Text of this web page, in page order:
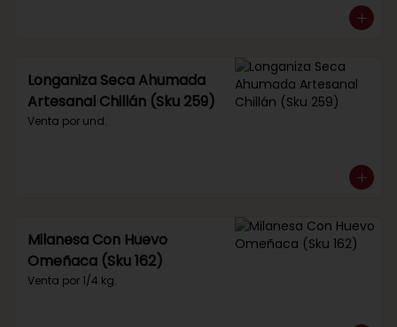
Longaniza Seca Ahumada
Artesanal Chillán (Sku 259)
Venta por und.
Milanesa Con Huevo
Omeñaca (Sku 162)
Venta por 1/4 kg.